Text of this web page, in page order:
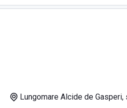
chef. Lo Chalet Viareggio mette
tranquilla, poco distante daSan
Lungomare Alcide de Gasperi,